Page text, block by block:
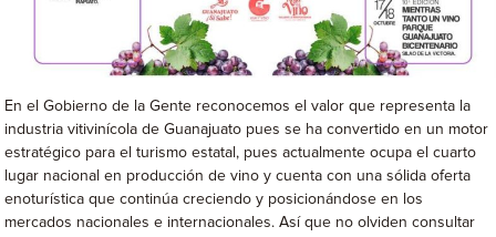
En el Gobierno de la Gente reconocemos el valor que representa la
industria vitivinícola de Guanajuato pues se ha convertido en un motor
estratégico para el turismo estatal, pues actualmente ocupa el cuarto
lugar nacional en producción de vino y cuenta con una sólida oferta
enoturística que continúa creciendo y posicionándose en los
mercados nacionales e internacionales. Así que no olviden consultar